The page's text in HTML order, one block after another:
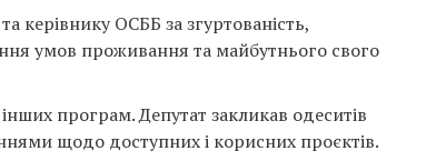
керівнику ОСББ за згуртованість,
умов проживання та майбутнього свого
програм. Депутат закликав одеситів
щодо доступних і корисних проєктів.